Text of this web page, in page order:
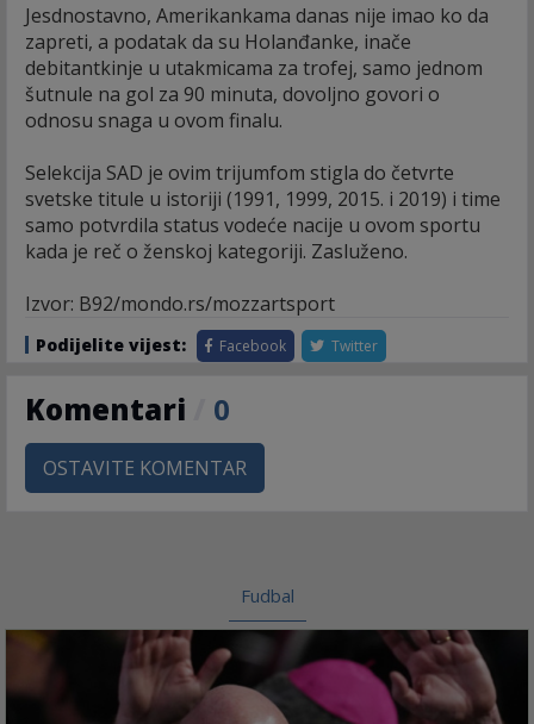
Jesdnostavno, Amerikankama danas nije imao ko da
zapreti, a podatak da su Holanđanke, inače
debitantkinje u utakmicama za trofej, samo jednom
šutnule na gol za 90 minuta, dovoljno govori o
odnosu snaga u ovom finalu.
Selekcija SAD je ovim trijumfom stigla do četvrte
svetske titule u istoriji (1991, 1999, 2015. i 2019) i time
samo potvrdila status vodeće nacije u ovom sportu
kada je reč o ženskoj kategoriji. Zasluženo.
Izvor: B92/mondo.rs/mozzartsport
Podijelite vijest: Facebook Twitter
Komentari 0
OSTAVITE KOMENTAR
Fudbal